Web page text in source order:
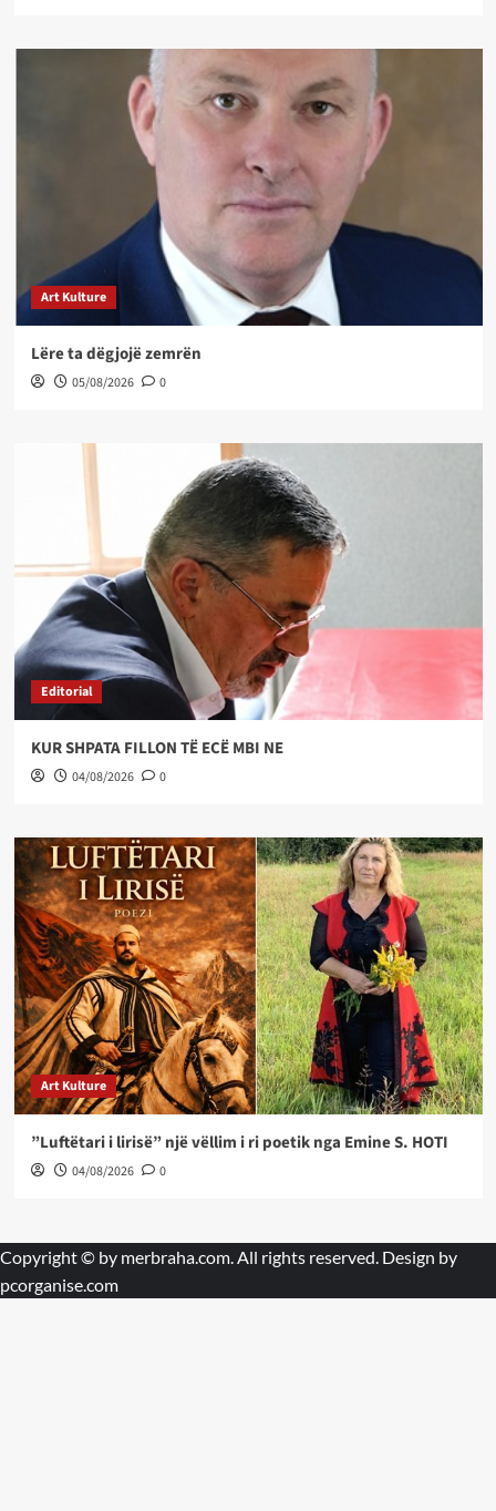
Art Kulture
Lëre ta dëgjojë zemrën
05/08/2026 0
Editorial
KUR SHPATA FILLON TË ECË MBI NE
04/08/2026 0
Art Kulture
”Luftëtari i lirisë” një vëllim i ri poetik nga Emine S. HOTI
04/08/2026 0
Copyright © by merbraha.com. All rights reserved. Design by
pcorganise.com